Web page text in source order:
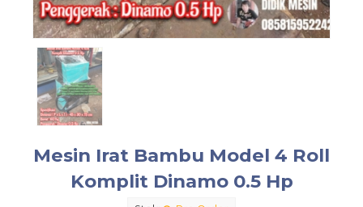
Mesin Irat Bambu Model 4 Roll
Komplit Dinamo 0.5 Hp